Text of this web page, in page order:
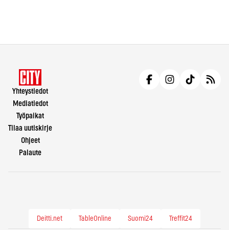
Yhteystiedot
Mediatiedot
Työpaikat
Tilaa uutiskirje
Ohjeet
Palaute
Deitti.net TableOnline Suomi24 Treffit24